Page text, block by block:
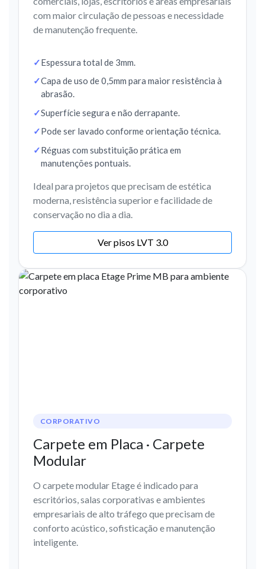
com maior circulação de pessoas e necessidade
de manutenção frequente.
Espessura total de 3mm.
Capa de uso de 0,5mm para maior resistência à
abrasão.
Superfície segura e não derrapante.
Pode ser lavado conforme orientação técnica.
Réguas com substituição prática em
manutenções pontuais.
Ideal para projetos que precisam de estética
moderna, resistência superior e facilidade de
conservação no dia a dia.
Ver pisos LVT 3.0
CORPORATIVO
Carpete em Placa · Carpete
Modular
O carpete modular Etage é indicado para
escritórios, salas corporativas e ambientes
empresariais de alto tráfego que precisam de
conforto acústico, sofisticação e manutenção
inteligente.